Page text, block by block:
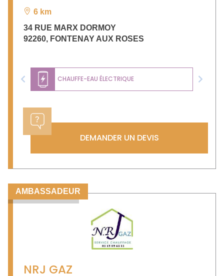
6 km
34 RUE MARX DORMOY
92260, FONTENAY AUX ROSES
CHAUFFE-EAU ÉLECTRIQUE
Previous Next
DEMANDER UN DEVIS
AMBASSADEUR
NRJ GAZ